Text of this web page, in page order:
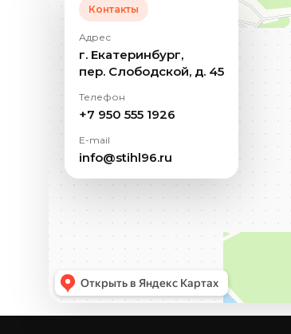
Контакты
Адрес
г. Екатеринбург,
пер. Слободской, д. 45
Телефон
+7 950 555 1926
E-mail
info@stihl96.ru